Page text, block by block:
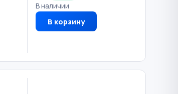
В наличии
В корзину